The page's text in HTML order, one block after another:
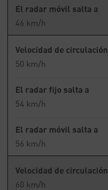
El radar móvil salta a
46 km/h
Velocidad de circulación
50 km/h
El radar fijo salta a
54 km/h
El radar móvil salta a
56 km/h
Velocidad de circulación
60 km/h